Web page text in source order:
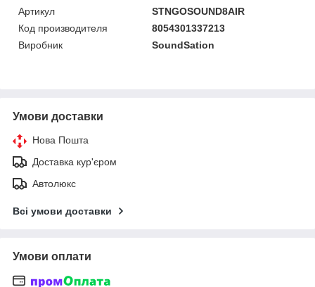
Артикул
STNGOSOUND8AIR
Код производителя
8054301337213
Виробник
SoundSation
Умови доставки
Нова Пошта
Доставка кур'єром
Автолюкс
Всі умови доставки
Умови оплати